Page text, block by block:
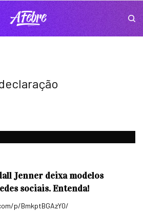
Jenner deixa modelos
sociais. Entenda!
p/BmkptBGAzY0/